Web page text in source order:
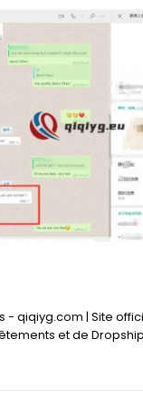
- qiqiyg.com | Site
et de